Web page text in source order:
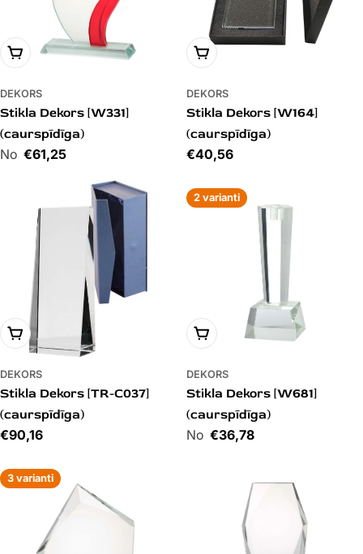
PIEVIENOT GROZAM
DEKORS
Stikla Dekors [W331]
(caurspīdīga)
Cena€61,25
PIEVIENOT GROZAM
DEKORS
Stikla Dekors [W164]
(caurspīdīga)
Cena
€40,56
PIEVIENOT GROZAM
DEKORS
Stikla Dekors [TR-C037]
(caurspīdīga)
Cena
€90,16
2 varianti
PIEVIENOT GROZAM
DEKORS
Stikla Dekors [W681]
(caurspīdīga)
Cena€36,78
3 varianti